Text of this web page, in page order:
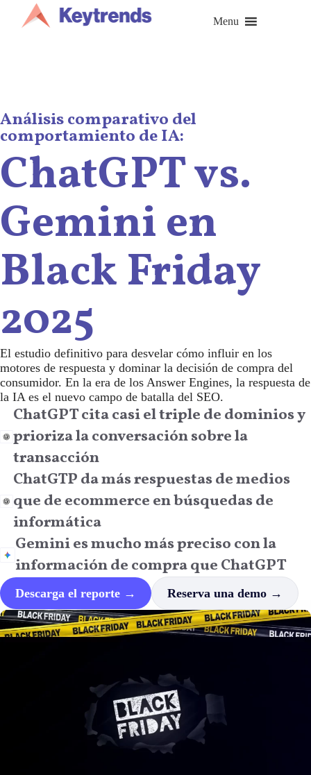
contenido
Menu
Análisis comparativo del
comportamiento de IA:
ChatGPT vs.
Gemini en
Black Friday
2025
El estudio definitivo para desvelar cómo influir en los
motores de respuesta y dominar la decisión de compra del
consumidor. En la era de los Answer Engines, la respuesta de
la IA es el nuevo campo de batalla del SEO.
ChatGPT cita casi el triple de dominios y
prioriza la conversación sobre la
transacción
ChatGTP da más respuestas de medios
que de ecommerce en búsquedas de
informática
Gemini es mucho más preciso con la
información de compra que ChatGPT
Descarga el reporte → Reserva una demo →